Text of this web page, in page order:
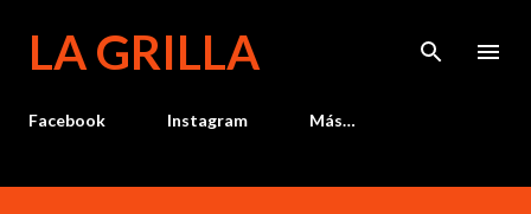
LA GRILLA
Facebook Instagram Más…